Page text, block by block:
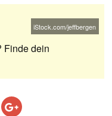
iStock.com/jeffbergen
Finde dein